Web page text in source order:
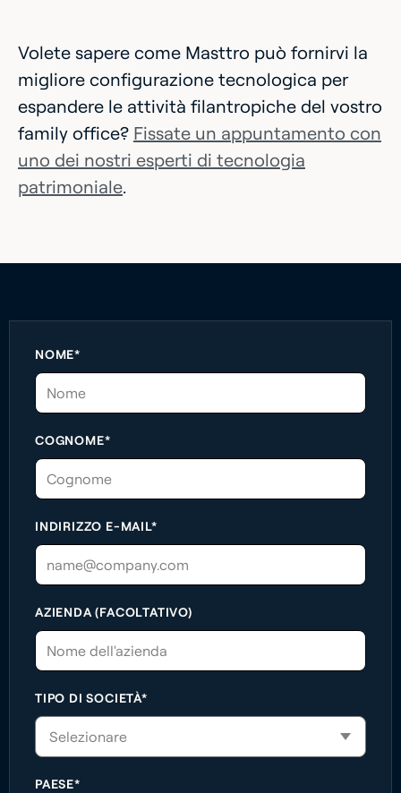
Volete sapere come Masttro può fornirvi la
migliore configurazione tecnologica per
espandere le attività filantropiche del vostro
family office? Fissate un appuntamento con
uno dei nostri esperti di tecnologia
patrimoniale.
NOME*
COGNOME*
INDIRIZZO E-MAIL*
AZIENDA (FACOLTATIVO)
TIPO DI SOCIETÀ*
PAESE*